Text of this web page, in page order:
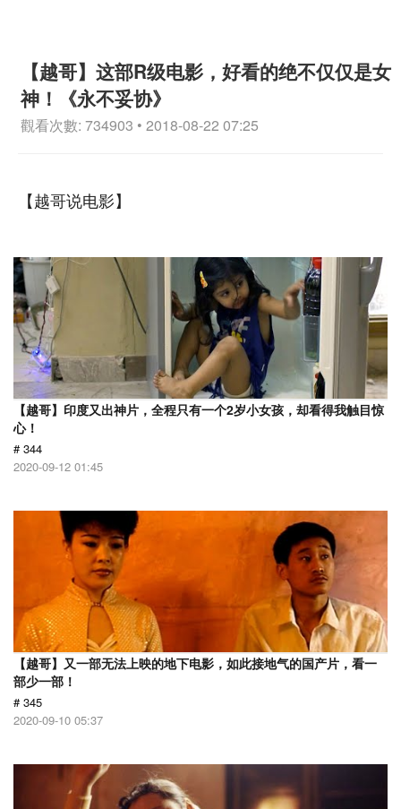
【越哥】这部R级电影，好看的绝不仅仅是女
神！《永不妥协》
觀看次數: 734903 • 2018-08-22 07:25
【越哥说电影】
【越哥】印度又出神片，全程只有一个2岁小女孩，却看得我触目惊
心！
# 344
2020-09-12 01:45
【越哥】又一部无法上映的地下电影，如此接地气的国产片，看一
部少一部！
# 345
2020-09-10 05:37